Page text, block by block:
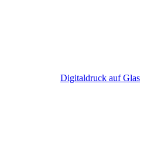
Digitaldruck auf Glas